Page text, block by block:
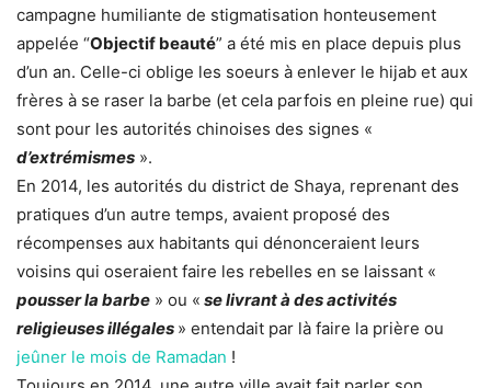
campagne humiliante de stigmatisation honteusement
appelée “Objectif beauté” a été mis en place depuis plus
d’un an. Celle-ci oblige les soeurs à enlever le hijab et aux
frères à se raser la barbe (et cela parfois en pleine rue) qui
sont pour les autorités chinoises des signes «
d’extrémismes ».
En 2014, les autorités du district de Shaya, reprenant des
pratiques d’un autre temps, avaient proposé des
récompenses aux habitants qui dénonceraient leurs
voisins qui oseraient faire les rebelles en se laissant «
pousser la barbe » ou « se livrant à des activités
religieuses illégales » entendait par là faire la prière ou
jeûner le mois de Ramadan !